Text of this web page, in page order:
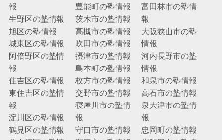
報
生野区の塾情報
旭区の塾情報
城東区の塾情報
阿倍野区の塾情
報
住吉区の塾情報
東住吉区の塾情
報
淀川区の塾情報
鶴見区の塾情報
豊能町の塾情報
茨木市の塾情報
高槻市の塾情報
吹田市の塾情報
摂津市の塾情報
島本町の塾情報
枚方市の塾情報
交野市の塾情報
寝屋川市の塾情
報
守口市の塾情報
富田林市の塾情
報
大阪狭山市の塾
情報
河内長野市の塾
情報
和泉市の塾情報
高石市の塾情報
泉大津市の塾情
報
忠岡町の塾情報